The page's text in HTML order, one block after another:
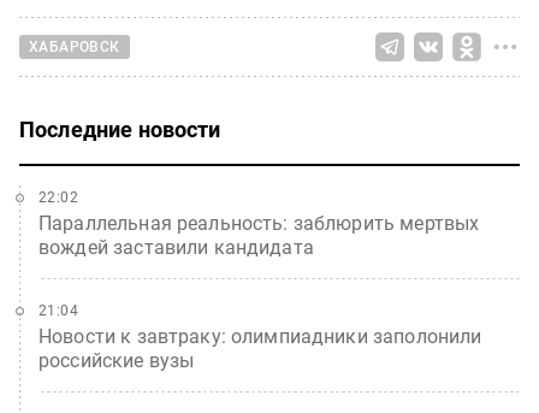
ХАБАРОВСК
Последние новости
Параллельная реальность: заблюрить мертвых
вождей заставили кандидата
22:02
Новости к завтраку: олимпиадники заполонили
российские вузы
21:04